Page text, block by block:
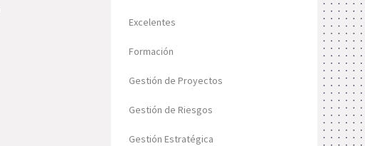
Excelentes
Formación
Gestión de Proyectos
Gestión de Riesgos
Gestión Estratégica